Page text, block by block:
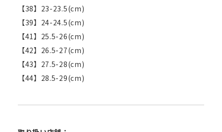
【38】23-23.5(cm)
【39】24-24.5(cm)
【41】25.5-26(cm)
【42】26.5-27(cm)
【43】27.5-28(cm)
【44】28.5-29(cm)